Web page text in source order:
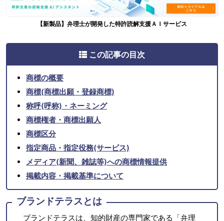
【新製品】弁理士が開発した特許読解支援ＡＩサービス
この記事の目次
商標の概要
商標(商標出願・登録商標)
称呼(呼称)・ネーミング
商標権者・商標出願人
商標区分
指定商品・指定役務(サービス)
メディア(新聞、雑誌等)への商標情報提供
掲載内容・掲載基準について
ブランドテラスとは
ブランドテラスは、知的財産の専門家である「弁理